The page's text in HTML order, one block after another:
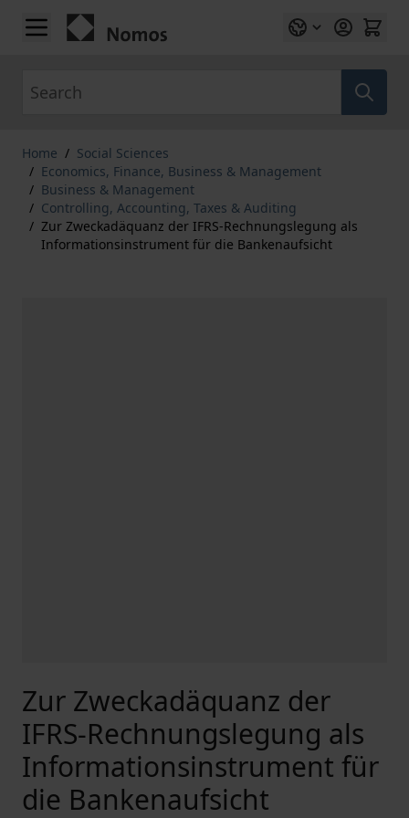
Skip to Content
Home / Social Sciences
/ Economics, Finance, Business & Management
/ Business & Management
/ Controlling, Accounting, Taxes & Auditing
/ Zur Zweckadäquanz der IFRS-Rechnungslegung als
Informationsinstrument für die Bankenaufsicht
Zur Zweckadäquanz der
IFRS-Rechnungslegung als
Informationsinstrument für
die Bankenaufsicht